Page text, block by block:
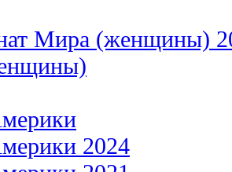
Мира (женщины)
2024